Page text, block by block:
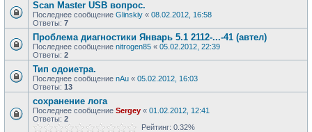
Scan Master USB вопрос.
Последнее сообщение Glinskiy « 08.02.2012, 16:58
Ответы: 7
Проблема диагностики Январь 5.1 2112-...-41 (автел)
Последнее сообщение nitrogen85 « 05.02.2012, 22:39
Ответы: 2
Тип одоиетра.
Последнее сообщение nAu « 05.02.2012, 16:03
Ответы: 13
сохранение лога
Последнее сообщение Sergey « 01.02.2012, 12:41
Ответы: 2
Рейтинг: 0.32%